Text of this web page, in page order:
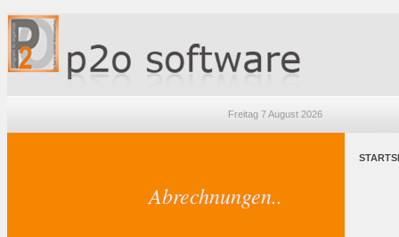
Freitag 7 August 2026
Abrechnungen..